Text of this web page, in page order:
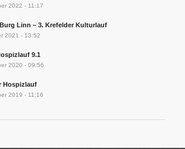
2022 - 11:17
Linn – 3. Krefelder Kulturlauf
2021 - 13:52
9.1
2020 - 09:56
Hospizlauf
2019 - 11:16